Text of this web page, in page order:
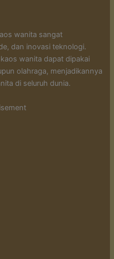
wanita sangat
dan inovasi teknologi.
wanita dapat dipakai
olahraga, menjadikannya
di seluruh dunia.